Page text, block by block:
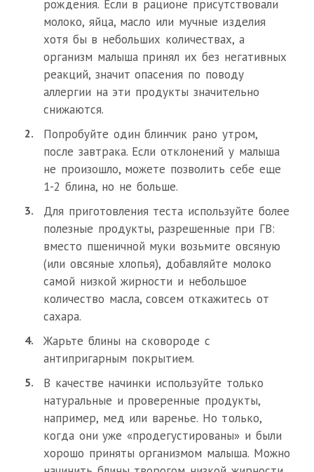
рождения. Если в рационе присутствовали
молоко, яйца, масло или мучные изделия
хотя бы в небольших количествах, а
организм малыша принял их без негативных
реакций, значит опасения по поводу
аллергии на эти продукты значительно
снижаются.
Попробуйте один блинчик рано утром,
после завтрака. Если отклонений у малыша
не произошло, можете позволить себе еще
1-2 блина, но не больше.
Для приготовления теста используйте более
полезные продукты, разрешенные при ГВ:
вместо пшеничной муки возьмите овсяную
(или овсяные хлопья), добавляйте молоко
самой низкой жирности и небольшое
количество масла, совсем откажитесь от
сахара.
Жарьте блины на сковороде с
антипригарным покрытием.
В качестве начинки используйте только
натуральные и проверенные продукты,
например, мед или варенье. Но только,
когда они уже «продегустированы» и были
хорошо приняты организмом малыша. Можно